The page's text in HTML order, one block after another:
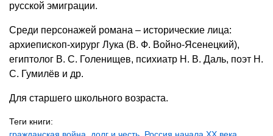
русской эмиграции.
Среди персонажей романа – исторические лица:
архиепископ-хирург Лука (В. Ф. Войно-Ясенецкий),
египтолог В. С. Голенищев, психиатр Н. В. Даль, поэт Н.
С. Гумилёв и др.
Для старшего школьного возраста.
Теги книги: